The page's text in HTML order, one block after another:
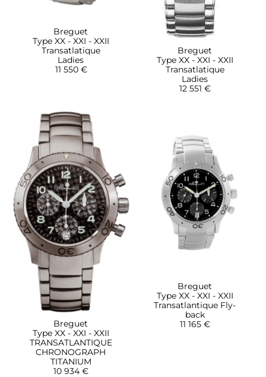
Breguet
Type XX - XXI - XXII
Transatlatique
Ladies
11 550 €
Breguet
Type XX - XXI - XXII
Transatlatique
Ladies
12 551 €
Breguet
Type XX - XXI - XXII
TRANSATLANTIQUE
CHRONOGRAPH
TITANIUM
10 934 €
Breguet
Type XX - XXI - XXII
Transatlantique Fly-
back
11 165 €